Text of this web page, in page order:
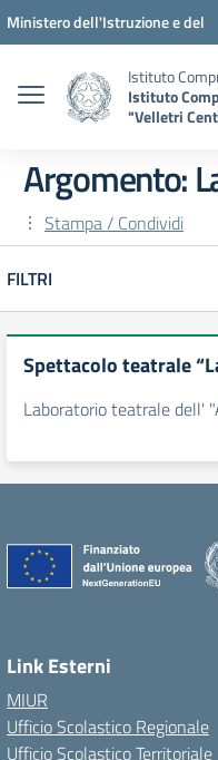
Vai ai contenuti
Vai al menu di navigazione
Vai al footer
Ministero dell'Istruzione e del
Istituto
Istituto
"Velletri
Argomento:
Stampa / Condividi
FILTRI
Spettacolo teatrale
Laboratorio teatrale dell'
Link Esterni
MIUR
Ufficio Scolastico Regionale
Ufficio Scolastico Territoriale